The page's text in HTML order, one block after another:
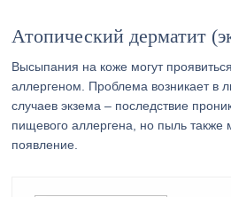
Атопический дерматит
Высыпания на коже могут
аллергеном. Проблема возникает в
случаев экзема – последствие
пищевого аллергена, но пыль также
появление.